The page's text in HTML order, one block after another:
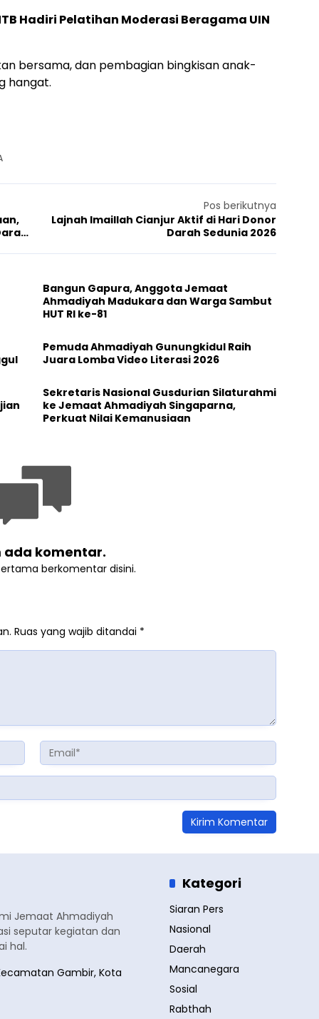
Hadiri Pelatihan Moderasi Beragama UIN
bersama, dan pembagian bingkisan anak-
hangat.
Pos berikutnya
Lajnah Imaillah Cianjur Aktif di Hari Donor
Darah Sedunia 2026
Bangun Gapura, Anggota Jemaat
Ahmadiyah Madukara dan Warga Sambut
HUT RI ke-81
Pemuda Ahmadiyah Gunungkidul Raih
Juara Lomba Video Literasi 2026
Sekretaris Nasional Gusdurian Silaturahmi
ke Jemaat Ahmadiyah Singaparna,
Perkuat Nilai Kemanusiaan
ada komentar.
berkomentar disini.
Ruas yang wajib ditandai *
Jemaat Ahmadiyah
seputar kegiatan dan
hal.
Gambir, Kota
Kategori
Siaran Pers
Nasional
Daerah
Mancanegara
Sosial
Rabthah